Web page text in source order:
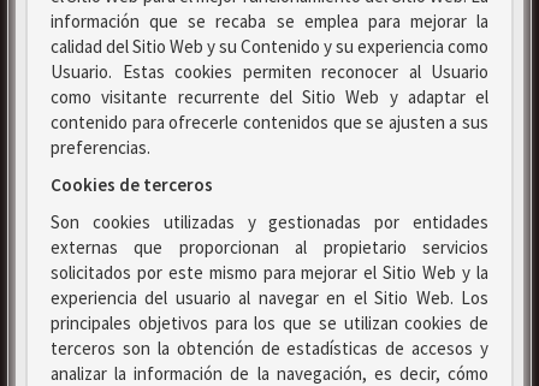
información que se recaba se emplea para mejorar la
calidad del Sitio Web y su Contenido y su experiencia como
Usuario. Estas cookies permiten reconocer al Usuario
como visitante recurrente del Sitio Web y adaptar el
contenido para ofrecerle contenidos que se ajusten a sus
preferencias.
Cookies de terceros
Son cookies utilizadas y gestionadas por entidades
externas que proporcionan al propietario servicios
solicitados por este mismo para mejorar el Sitio Web y la
experiencia del usuario al navegar en el Sitio Web. Los
principales objetivos para los que se utilizan cookies de
terceros son la obtención de estadísticas de accesos y
analizar la información de la navegación, es decir, cómo